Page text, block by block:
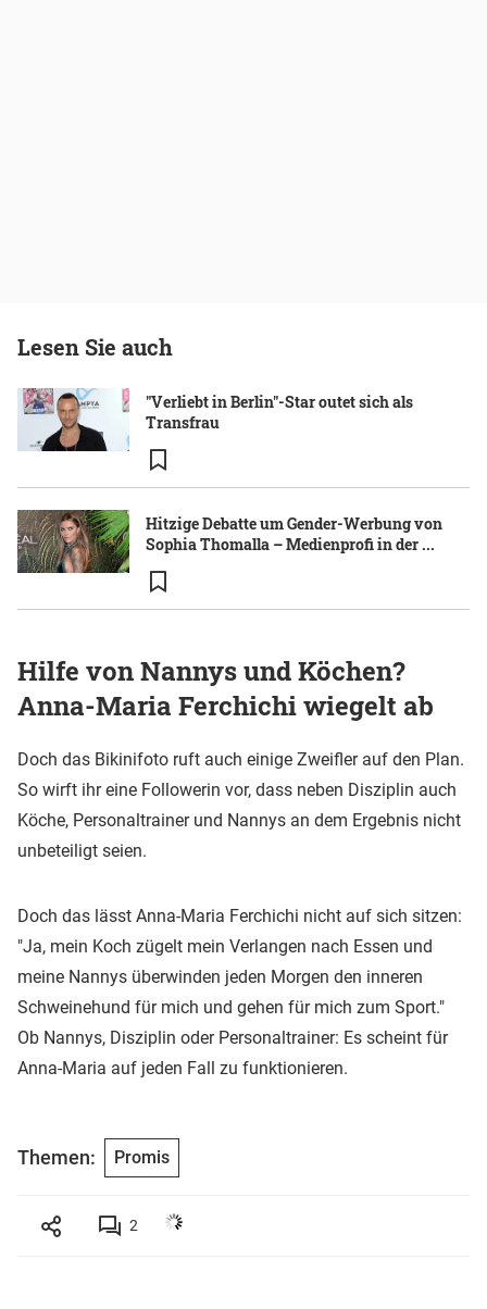
Lesen Sie auch
"Verliebt in Berlin"-Star outet sich als
Transfrau
Hitzige Debatte um Gender-Werbung von
Sophia Thomalla – Medienprofi in der ...
Hilfe von Nannys und Köchen?
Anna-Maria Ferchichi wiegelt ab
Doch das Bikinifoto ruft auch einige Zweifler auf den Plan.
So wirft ihr eine Followerin vor, dass neben Disziplin auch
Köche, Personaltrainer und Nannys an dem Ergebnis nicht
unbeteiligt seien.
Doch das lässt Anna-Maria Ferchichi nicht auf sich sitzen:
"Ja, mein Koch zügelt mein Verlangen nach Essen und
meine Nannys überwinden jeden Morgen den inneren
Schweinehund für mich und gehen für mich zum Sport."
Ob Nannys, Disziplin oder Personaltrainer: Es scheint für
Anna-Maria auf jeden Fall zu funktionieren.
Themen: Promis
2